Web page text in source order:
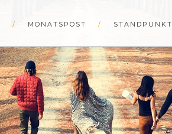
MONATSPOST STANDPUNKT